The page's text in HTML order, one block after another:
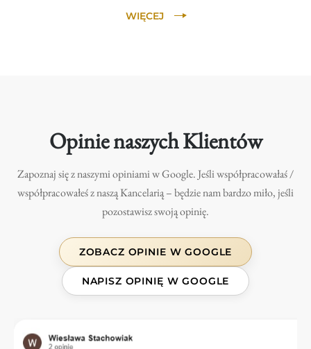
WIĘCEJ
Opinie naszych Klientów
Zapoznaj się z naszymi opiniami w Google. Jeśli współpracowałaś /
współpracowałeś z naszą Kancelarią – będzie nam bardzo miło, jeśli
pozostawisz swoją opinię.
ZOBACZ OPINIE W GOOGLE
NAPISZ OPINIĘ W GOOGLE